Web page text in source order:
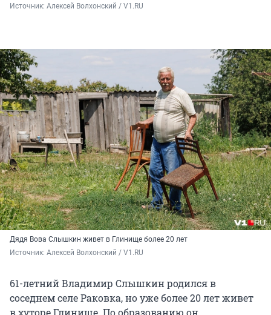
Источник: Алексей Волхонский / V1.RU
Дядя Вова Слышкин живет в Глинище более 20 лет
Источник: Алексей Волхонский / V1.RU
61-летний Владимир Слышкин родился в
соседнем селе Раковка, но уже более 20 лет живет
в хуторе Глинище. По образованию он